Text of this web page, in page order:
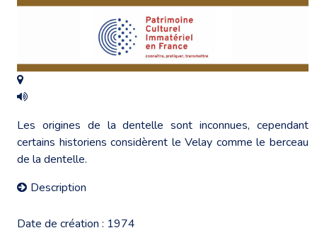
Les origines de la dentelle sont inconnues, cependant
certains historiens considèrent le Velay comme le berceau
de la dentelle.
Description
Date de création : 1974